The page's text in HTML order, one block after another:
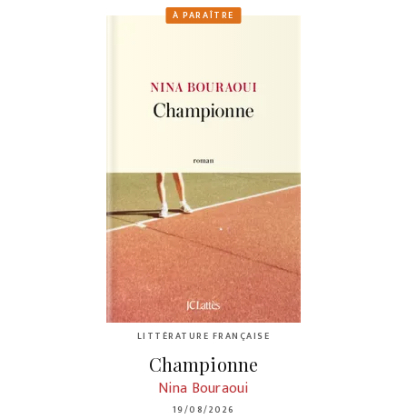
À PARAÎTRE
LITTÉRATURE FRANÇAISE
Championne
Nina Bouraoui
19/08/2026